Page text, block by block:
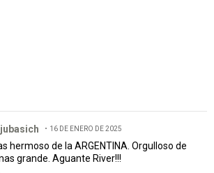
16 DE ENERO DE 2025
hermoso de la ARGENTINA. Orgulloso de
grande. Aguante River!!!